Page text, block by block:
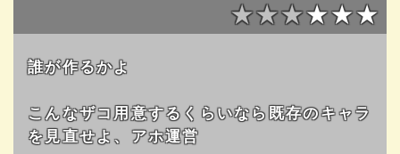
★★★★★★
誰が作るかよ
こんなザコ用意するくらいなら既存のキャラ
を見直せよ、アホ運営